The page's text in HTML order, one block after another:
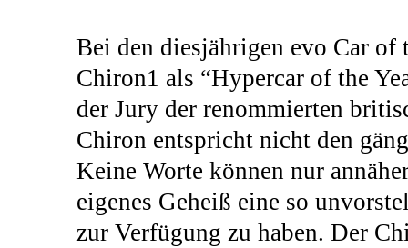
Bei den diesjährigen evo Car of
Chiron1 als “Hypercar of the
der Jury der renommierten
Chiron entspricht nicht den
Keine Worte können nur
eigenes Geheiß eine so
zur Verfügung zu haben. Der